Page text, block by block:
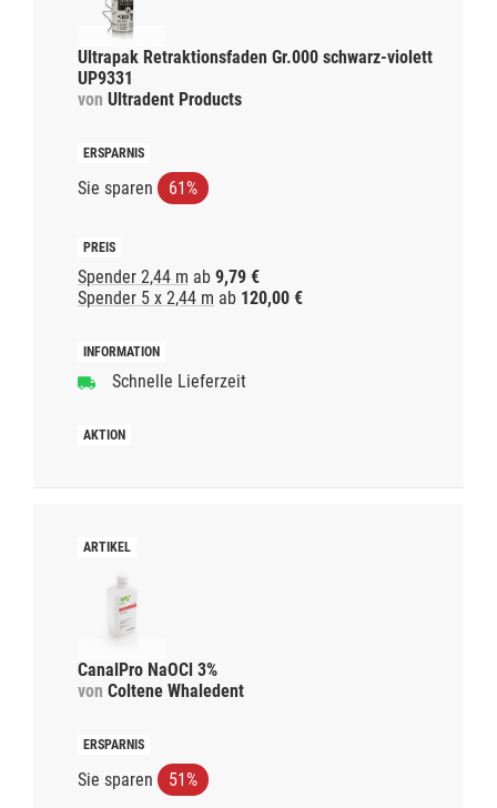
Ultrapak Retraktionsfaden Gr.000 schwarz-violett
UP9331
von Ultradent Products
Sie sparen 61%
Spender 2,44 m ab 9,79 €
Spender 5 x 2,44 m ab 120,00 €
Schnelle Lieferzeit
CanalPro NaOCl 3%
von Coltene Whaledent
Sie sparen 51%